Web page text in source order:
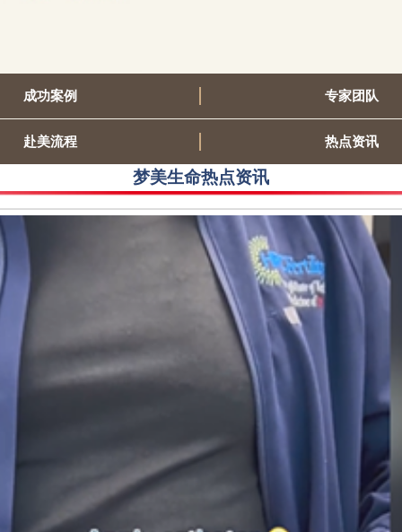
成功案例 专家团队
赴美流程 热点资讯
梦美生命热点资讯